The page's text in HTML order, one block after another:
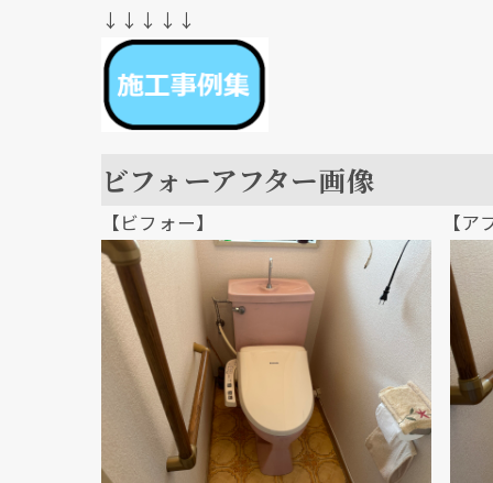
↓↓↓↓↓
ビフォーアフター画像
【ビフォー】 【アフタ